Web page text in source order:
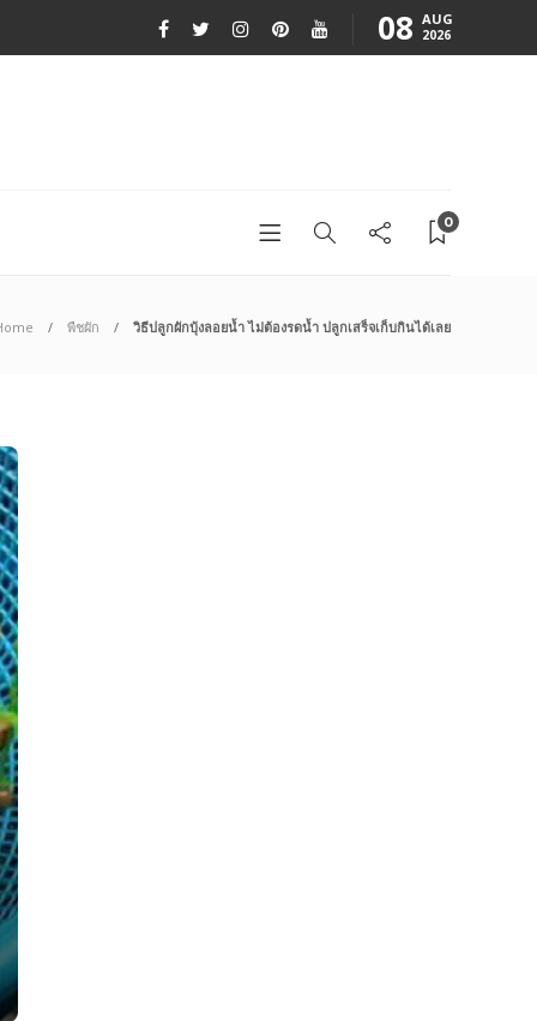
08 AUG
2026
0
พืชผัก วิธีปลูกผักบุ้งลอยน้ำ ไม่ต้องรดน้ำ ปลูกเสร็จเก็บกินได้เลย